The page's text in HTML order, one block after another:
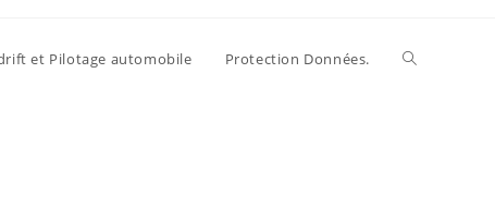
et Pilotage automobile Protection Données.